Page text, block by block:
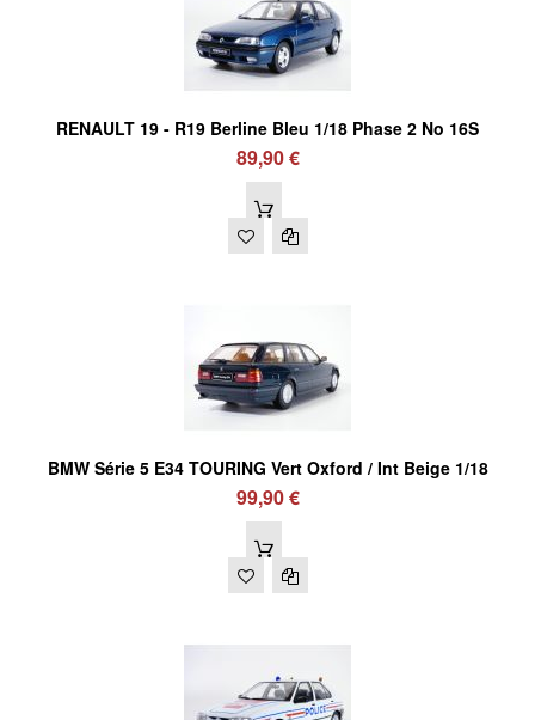
RENAULT 19 - R19 Berline Bleu 1/18 Phase 2 No 16S
89,90 €
BMW Série 5 E34 TOURING Vert Oxford / Int Beige 1/18
99,90 €